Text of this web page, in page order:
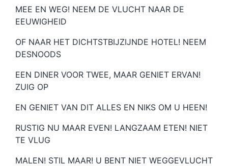
MEE EN WEG! NEEM DE VLUCHT NAAR DE
EEUWIGHEID
OF NAAR HET DICHTSTBIJZIJNDE HOTEL! NEEM
DESNOODS
EEN DINER VOOR TWEE, MAAR GENIET ERVAN!
ZUIG OP
EN GENIET VAN DIT ALLES EN NIKS OM U HEEN!
RUSTIG NU MAAR EVEN! LANGZAAM ETEN! NIET
TE VLUG
MALEN! STIL MAAR! U BENT NIET WEGGEVLUCHT